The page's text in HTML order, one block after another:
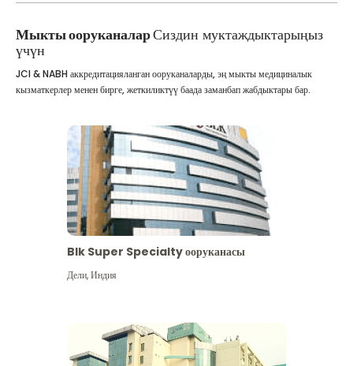
Мыкты ооруканаларСиздин муктаждыктарыңыз
үчүн
JCI & NABH аккредитацияланган ооруканаларды, эң мыкты медициналык
кызматкерлер менен бирге, жеткиликтүү баада заманбап жабдыктары бар.
Blk Super Specialty ооруканасы
Дели,Индия